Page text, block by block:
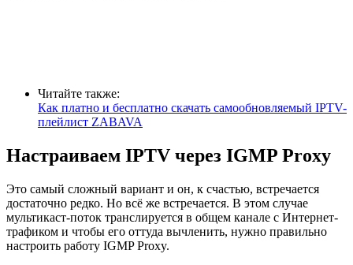
Читайте также:
Как платно и бесплатно скачать самообновляемый IPTV-
плейлист ZABAVA
Настраиваем IPTV через IGMP Proxy
Это самый сложный вариант и он, к счастью, встречается
достаточно редко. Но всё же встречается. В этом случае
мультикаст-поток транслируется в общем канале с Интернет-
трафиком и чтобы его оттуда вычленить, нужно правильно
настроить работу IGMP Proxy.